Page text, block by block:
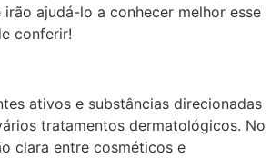
ajudá-lo a conhecer melhor esse
conferir!
ativos e substâncias direcionadas
tratamentos dermatológicos. No
clara entre cosméticos e